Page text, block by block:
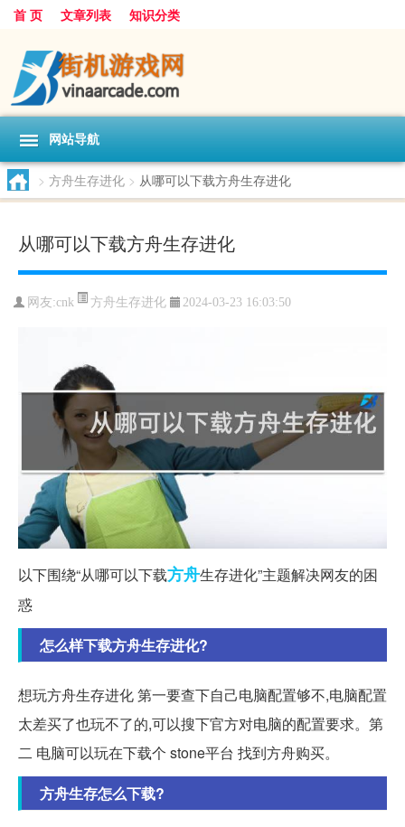
首 页 文章列表 知识分类
网站导航
> 方舟生存进化 > 从哪可以下载方舟生存进化
从哪可以下载方舟生存进化
网友:cnk 方舟生存进化 2024-03-23 16:03:50
以下围绕“从哪可以下载方舟生存进化”主题解决网友的困
惑
怎么样下载方舟生存进化?
想玩方舟生存进化 第一要查下自己电脑配置够不,电脑配置
太差买了也玩不了的,可以搜下官方对电脑的配置要求。第
二 电脑可以玩在下载个 stone平台 找到方舟购买。
方舟生存怎么下载?